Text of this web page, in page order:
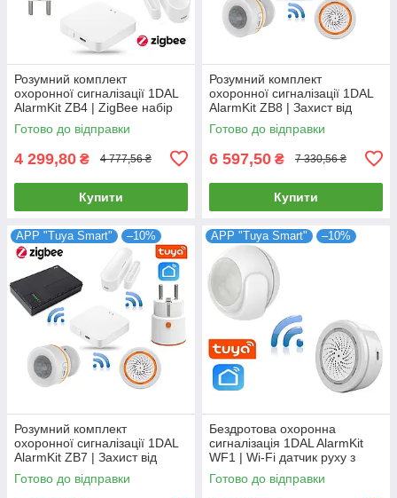
Розумний комплект
охоронної сигналізації 1DAL
AlarmKit ZB4 | ZigBee набір
для захисту від проникнення
в дім | Tuya
Готово до відправки
4 299,80 ₴ 4 777,56 ₴
Купити
Розумний комплект
охоронної сигналізації 1DAL
AlarmKit ZB8 | Захист від
проникнення в будинок |
Tuya ZigBee
Готово до відправки
6 597,50 ₴ 7 330,56 ₴
Купити
APP "Tuya Smart" –10%
Розумний комплект
охоронної сигналізації 1DAL
AlarmKit ZB7 | Захист від
проникнення в будинок |
Tuya ZigBee
Готово до відправки
APP "Tuya Smart" –10%
Бездротова охоронна
сигналізація 1DAL AlarmKit
WF1 | Wi-Fi датчик руху з
сиреною | АРР "Tuya Smart"
Готово до відправки